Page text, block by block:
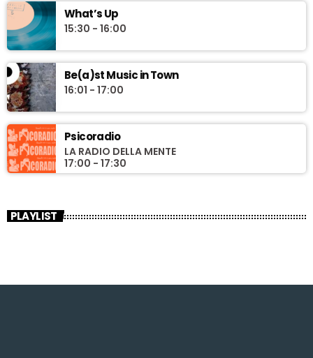
What’s Up
15:30 - 16:00
Be(a)st Music in Town
16:01 - 17:00
Psicoradio
LA RADIO DELLA MENTE
17:00 - 17:30
PLAYLIST